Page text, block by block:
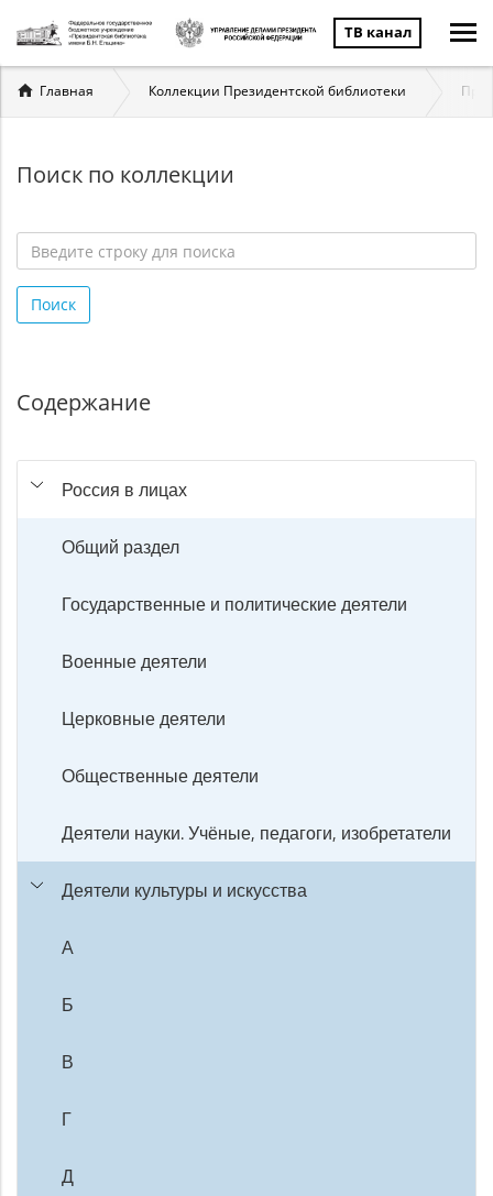
ТВ канал
Вы
здесь
Главная Коллекции Президентской библиотеки
Поиск по коллекции
строку
для
Поиск
Содержание
Россия в лицах
Общий раздел
Государственные и политические деятели
Военные деятели
Церковные деятели
Общественные деятели
Деятели науки. Учёные, педагоги, изобретатели
Деятели культуры и искусства
А
Б
В
Г
Д